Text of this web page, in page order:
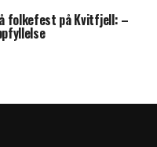
folkefest på Kvitfjell: –